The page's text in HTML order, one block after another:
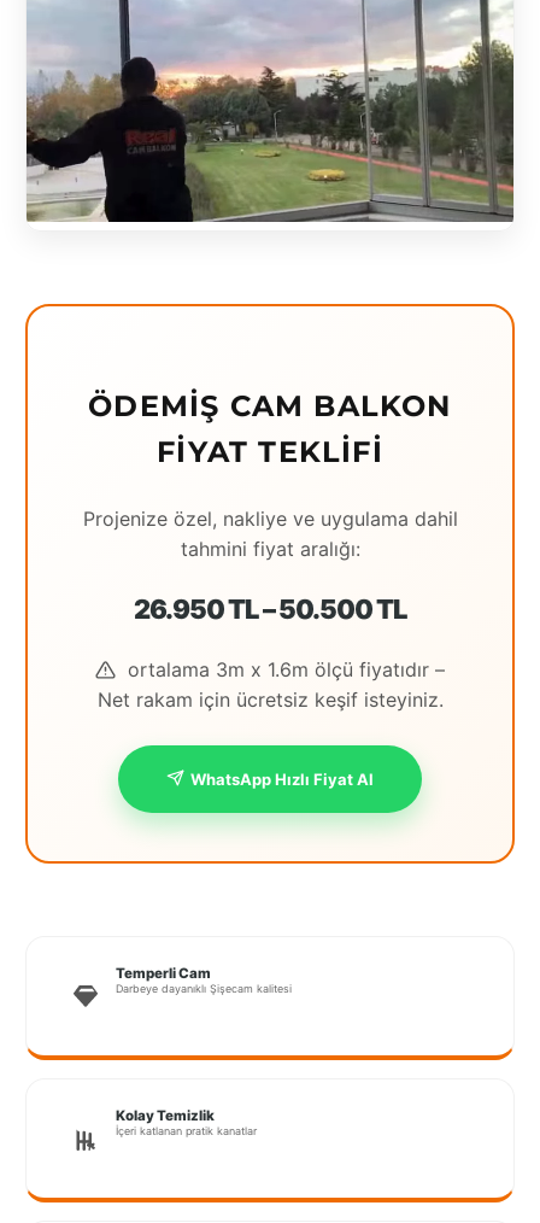
ÖDEMIŞ CAM BALKON
FIYAT TEKLIFI
Projenize özel, nakliye ve uygulama dahil
tahmini fiyat aralığı:
26.950 TL – 50.500 TL
ortalama 3m x 1.6m ölçü fiyatıdır –
Net rakam için ücretsiz keşif isteyiniz.
WhatsApp Hızlı Fiyat Al
Temperli Cam
Darbeye dayanıklı Şişecam kalitesi
Kolay Temizlik
İçeri katlanan pratik kanatlar